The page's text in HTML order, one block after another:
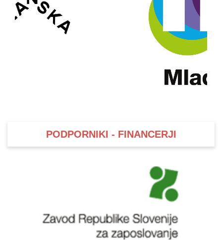
PODPORNIKI - FINANCERJI